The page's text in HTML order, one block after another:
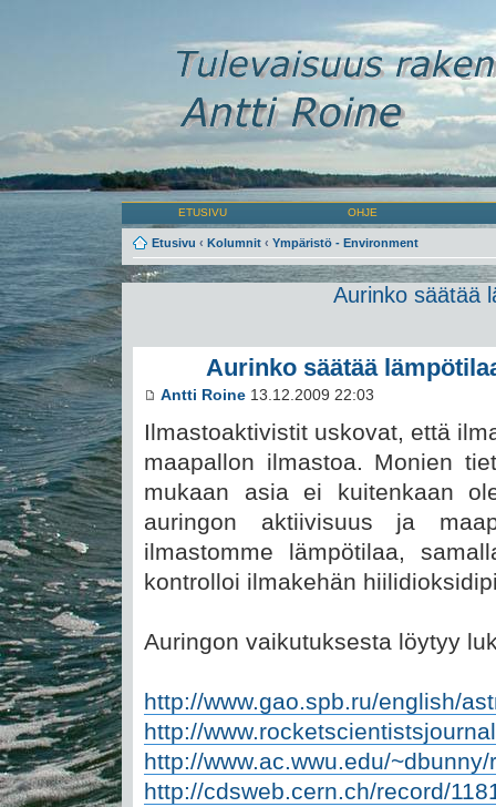
ETUSIVU OHJE
Etusivu ‹ Kolumnit ‹ Ympäristö - Environment
Aurinko säätää
Aurinko säätää
Antti Roine 13.12.2009 22:03
Ilmastoaktivistit uskovat, että
maapallon ilmastoa. Monien
mukaan asia ei kuitenkaan
auringon aktiivisuus ja
ilmastomme lämpötilaa,
kontrolloi ilmakehän
Auringon vaikutuksesta löytyy
http://www.gao.spb.ru/english/
http://
http://www.ac.wwu.edu/
http://cdsweb.cern.ch/record/